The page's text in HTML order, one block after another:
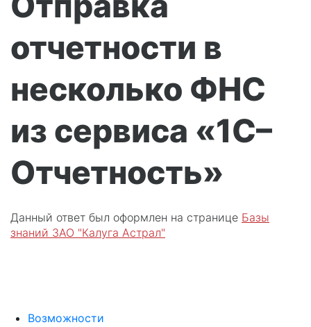
отчетности в
несколько ФНС
из сервиса «1С–
Отчетность»
Данный ответ был оформлен на странице Базы
знаний ЗАО "Калуга Астрал"
Возможности